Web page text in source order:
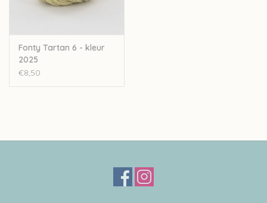
Fonty Tartan 6 - kleur
2025
€8,50